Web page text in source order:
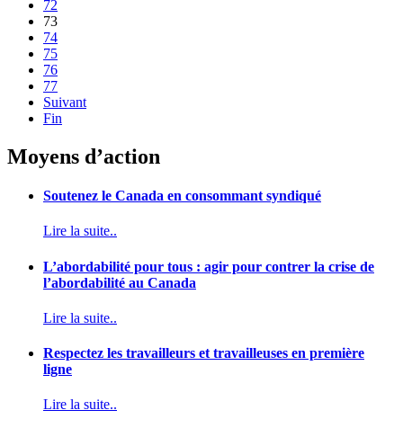
72
73
74
75
76
77
Suivant
Fin
Moyens d’action
Soutenez le Canada en consommant syndiqué
Lire la suite..
L’abordabilité pour tous : agir pour contrer la crise de
l’abordabilité au Canada
Lire la suite..
Respectez les travailleurs et travailleuses en première
ligne
Lire la suite..